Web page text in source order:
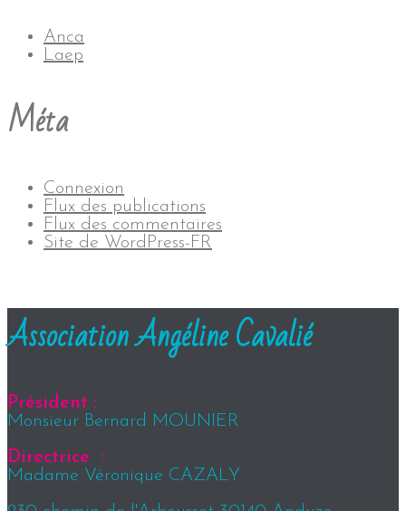
Anca
Laep
Méta
Connexion
Flux des publications
Flux des commentaires
Site de WordPress-FR
Association Angéline Cavalié
Président :
Monsieur Bernard MOUNIER
Directrice :
Madame Véronique CAZALY